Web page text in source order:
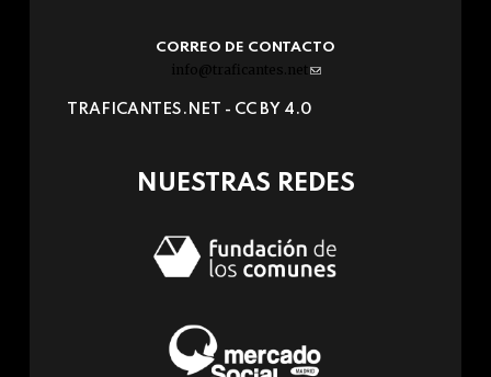
CORREO DE CONTACTO
info@traficantes.net (link
e-
TRAFICANTES.NET - CC BY 4.0
NUESTRAS REDES